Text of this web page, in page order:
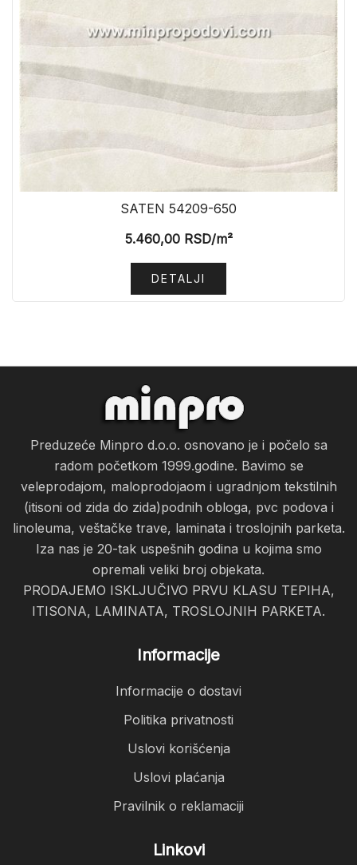
SATEN 54209-650
5.460,00RSD/m²
DETALJI
Preduzeće Minpro d.o.o. osnovano je i počelo sa
radom početkom 1999.godine. Bavimo se
veleprodajom, maloprodojaom i ugradnjom tekstilnih
(itisoni od zida do zida)podnih obloga, pvc podova i
linoleuma, veštačke trave, laminata i troslojnih parketa.
Iza nas je 20-tak uspešnih godina u kojima smo
opremali veliki broj objekata.
PRODAJEMO ISKLJUČIVO PRVU KLASU TEPIHA,
ITISONA, LAMINATA, TROSLOJNIH PARKETA.
Informacije
Informacije o dostavi
Politika privatnosti
Uslovi korišćenja
Uslovi plaćanja
Pravilnik o reklamaciji
Linkovi